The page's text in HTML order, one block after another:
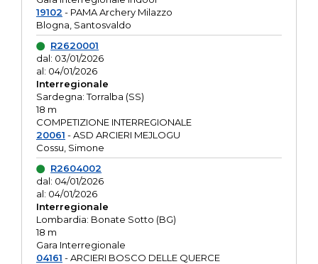
19102 - PAMA Archery Milazzo
Blogna, Santosvaldo
R2620001
dal: 03/01/2026
al: 04/01/2026
Interregionale
Sardegna: Torralba (SS)
18 m
COMPETIZIONE INTERREGIONALE
20061 - ASD ARCIERI MEJLOGU
Cossu, Simone
R2604002
dal: 04/01/2026
al: 04/01/2026
Interregionale
Lombardia: Bonate Sotto (BG)
18 m
Gara Interregionale
04161 - ARCIERI BOSCO DELLE QUERCE